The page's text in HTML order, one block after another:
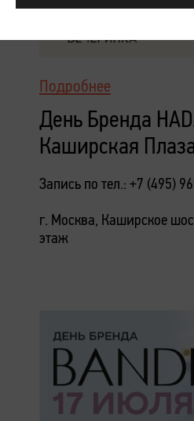
Подробнее
День Бренда
Каширская
Запись по тел.: +7 (495)
г. Москва, Каширское
этаж